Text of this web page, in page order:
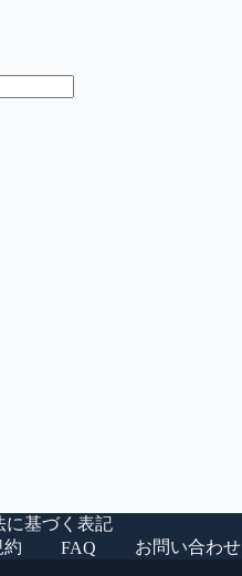
に基づく表記
約
FAQ
お問い合わせ